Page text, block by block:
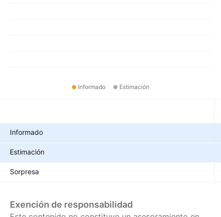
Informado Estimación
Informado
Estimación
Sorpresa
Exención de responsabilidad